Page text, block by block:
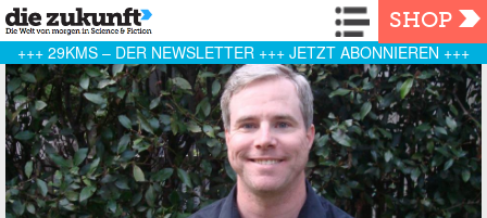
Navigation
SHOP
+++ 29KMS – DER NEWSLETTER +++ JETZT ABONNIEREN +++